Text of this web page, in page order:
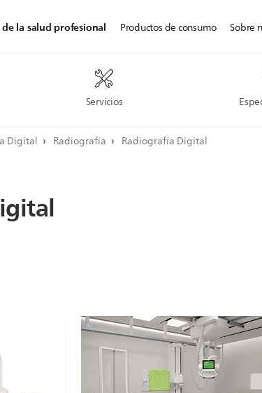
la salud profesional
Servicios
Productos de consumo Sobre
Digital Radiografía Radiografía Digital